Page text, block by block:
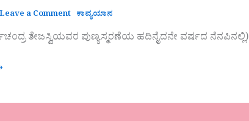
Leave a Comment ಕಾವ್ಯಯಾನ
ತೇಜಸ್ವಿಯವರ ಪುಣ್ಯಸ್ಮರಣೆಯ ಹದಿನೈದನೇ ವರ್ಷದ ನೆನಪಿನಲ್ಲಿ)